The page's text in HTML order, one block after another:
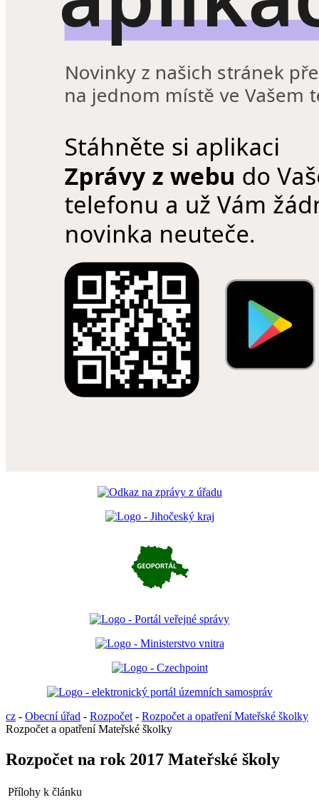
cz - Obecní úřad - Rozpočet - Rozpočet a opatření Mateřské školky
Rozpočet a opatření Mateřské školky
Rozpočet na rok 2017 Mateřské školy
Přílohy k článku